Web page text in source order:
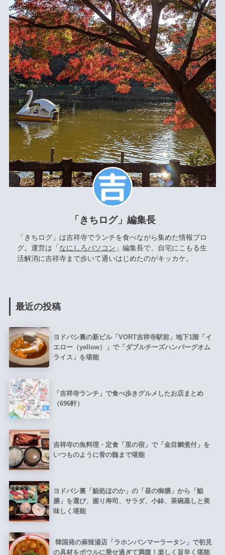
「きちログ」編集長
「きちログ」は吉祥寺でランチを食べながら集めた情報ブロ
グ。運営は「 なにしろパソコン 」編集長で、自宅にこもる生
活解消に吉祥寺まで歩いて通いはじめたのがキッカケ。
最近の投稿
ヨドバシ裏の新ビル「VORT吉祥寺駅前」地下1階「イ
エロー（yellow）」で「ダブルチーズハンバーグオム
ライス」を堪能
「吉祥寺ランチ」で食べ歩きグルメしたお店まとめ
（696軒）
吉祥寺の魚料理・定食「里の宿」で「金目鯛煮付」を
いつものように骨の髄まで堪能
ヨドバシ裏「鮨処ほのか」の「昼の御膳」から「鮨
膳」を選び、握り寿司、サラダ、小鉢、茶碗蒸しと美
味しく堪能
韓国発の麻辣湯店「ラホンバンマーラータン」で初見
の具材をボウルに乗せ過ぎて満腹！楽しく旨辛く堪能